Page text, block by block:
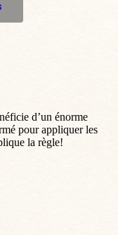
d’un énorme
pour appliquer les
la règle!